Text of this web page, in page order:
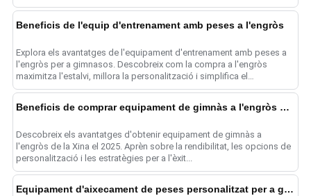
Beneficis de l'equip d'entrenament amb peses a l'engròs
Explora els avantatges de l'equipament d'entrenament amb peses a
l'engròs per a gimnasos. Descobreix com la compra a l'engròs
maximitza l'estalvi, millora la personalització i simplifica el
funcionament...
Beneficis de comprar equipament de gimnàs a l'engròs de la Xina
Descobreix els avantatges d'obtenir equipament de gimnàs a
l'engròs de la Xina el 2025. Aprèn sobre la rendibilitat, les opcions de
personalització i les estratègies per a l'èxit...
Equipament d'aixecament de peses personalitzat per a gimnasos